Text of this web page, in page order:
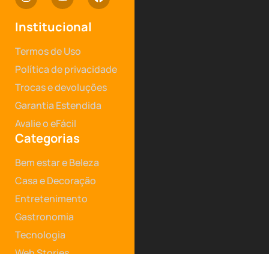
Institucional
Termos de Uso
Política de privacidade
Trocas e devoluções
Garantia Estendida
Avalie o eFácil
Categorias
Bem estar e Beleza
Casa e Decoração
Entretenimento
Gastronomia
Tecnologia